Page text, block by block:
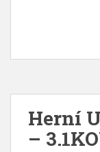
Herní
–